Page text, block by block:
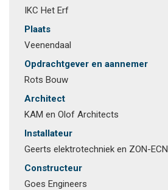
IKC Het Erf
Plaats
Veenendaal
Opdrachtgever en aannemer
Rots Bouw
Architect
KAM en Olof Architects
Installateur
Geerts elektrotechniek en ZON-ECN
Constructeur
Goes Engineers